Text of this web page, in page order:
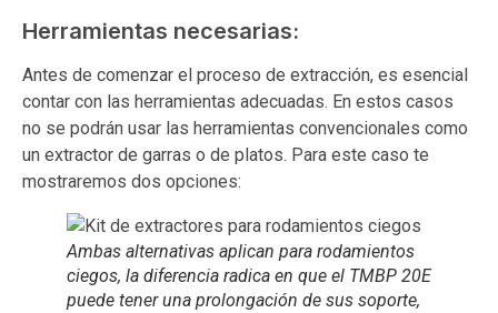
Herramientas necesarias:
Antes de comenzar el proceso de extracción, es esencial
contar con las herramientas adecuadas. En estos casos
no se podrán usar las herramientas convencionales como
un extractor de garras o de platos. Para este caso te
mostraremos dos opciones:
Ambas alternativas aplican para rodamientos
ciegos, la diferencia radica en que el TMBP 20E
puede tener una prolongación de sus soporte,